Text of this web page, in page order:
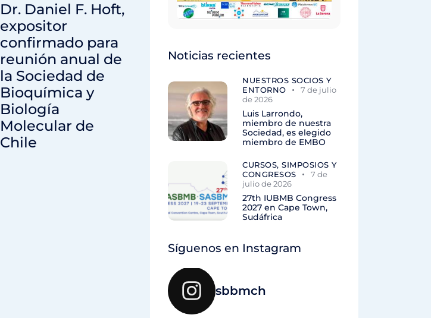
Dr. Daniel F. Hoft,
expositor
confirmado para
reunión anual de
la Sociedad de
Bioquímica y
Biología
Molecular de
Chile
Noticias recientes
NUESTROS SOCIOS Y
ENTORNO
7 de julio
de 2026
Luis Larrondo,
miembro de nuestra
Sociedad, es elegido
miembro de EMBO
CURSOS, SIMPOSIOS Y
CONGRESOS
7 de
julio de 2026
27th IUBMB Congress
2027 en Cape Town,
Sudáfrica
Síguenos en Instagram
sbbmch